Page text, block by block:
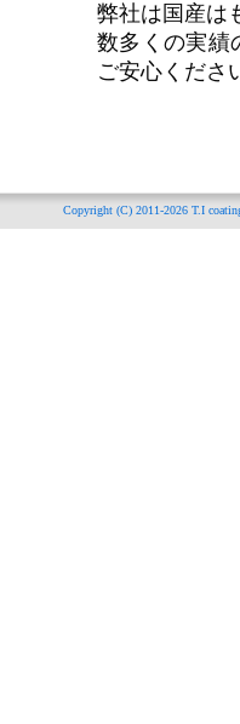
弊社は国産は
数多くの実績
ご安心くださ
Copyright (C) 2011-2026 T.I